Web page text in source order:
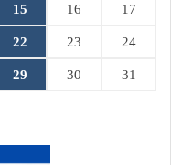
15 16 17
22 23 24
29 30
31